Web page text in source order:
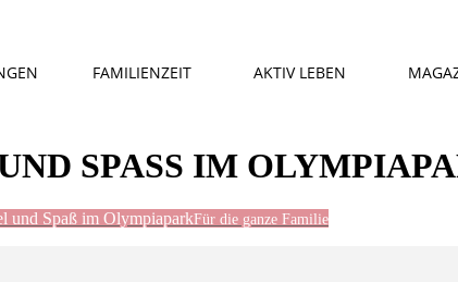
FAMILIENZEIT AKTIV LEBEN
SPASS IM
und Spaß im OlympiaparkFür die ganze Familie